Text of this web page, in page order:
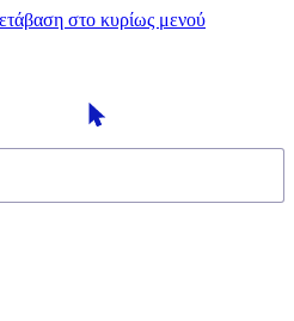
στο κυρίως μενού